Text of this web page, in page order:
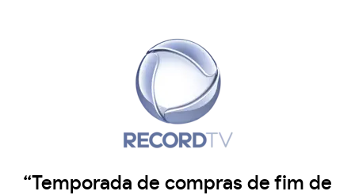
“Temporada de compras de fim de